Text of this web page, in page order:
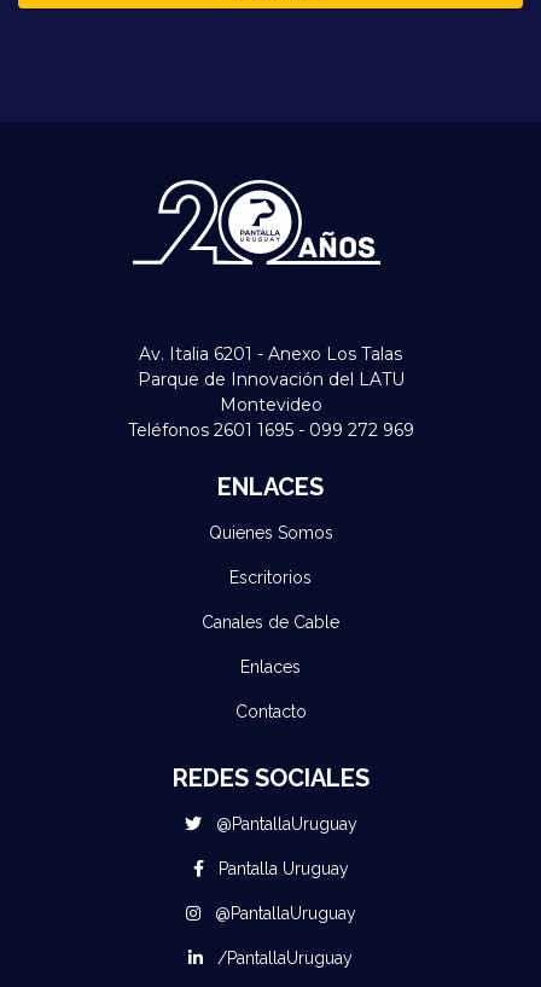
Av. Italia 6201 - Anexo Los Talas
Parque de Innovación del LATU
Montevideo
Teléfonos 2601 1695 - 099 272 969
ENLACES
Quienes Somos
Escritorios
Canales de Cable
Enlaces
Contacto
REDES SOCIALES
@PantallaUruguay
Pantalla Uruguay
@PantallaUruguay
/PantallaUruguay